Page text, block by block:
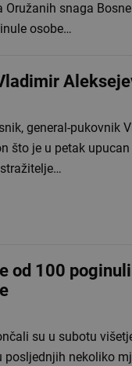
Oružanih snaga
osobe…
general-pukovnik
što je u petak
od 100
su u subotu
nekoliko